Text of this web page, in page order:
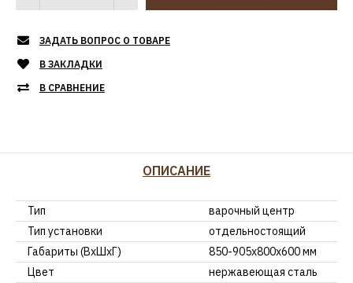
ЗАДАТЬ ВОПРОС О ТОВАРЕ
В ЗАКЛАДКИ
В СРАВНЕНИЕ
ОПИСАНИЕ
Тип
варочный центр
Тип установки
отдельностоящий
Габариты (ВхШхГ)
850-905х800х600 мм
Цвет
нержавеющая сталь